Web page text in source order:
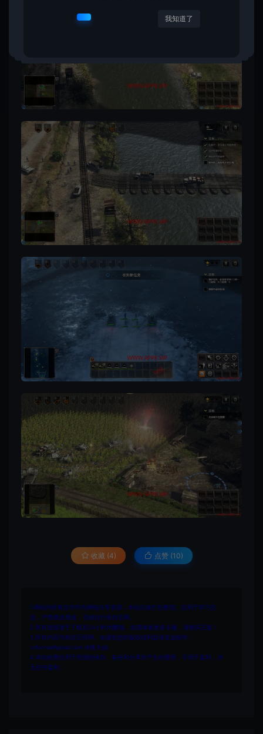
收藏 (4) 点赞 (10)
1.网站内所有文件均为网络共享资源，本站仅做打包整理。仅用于学习交
流，严禁商业用途，否则自行承担后果。
2.所有资源请于下载后24小时内删除。如需体验更多乐趣，请购买正版！
3.所有内容均来自互联网。如侵犯您的版权或利益请发送邮件：
cvformat#gmail.com (#换为@)
4.本站收费仅用于资源的保存、备份和分享所产生的费用，不用于盈利，亦
无任何盈利。
我知道了